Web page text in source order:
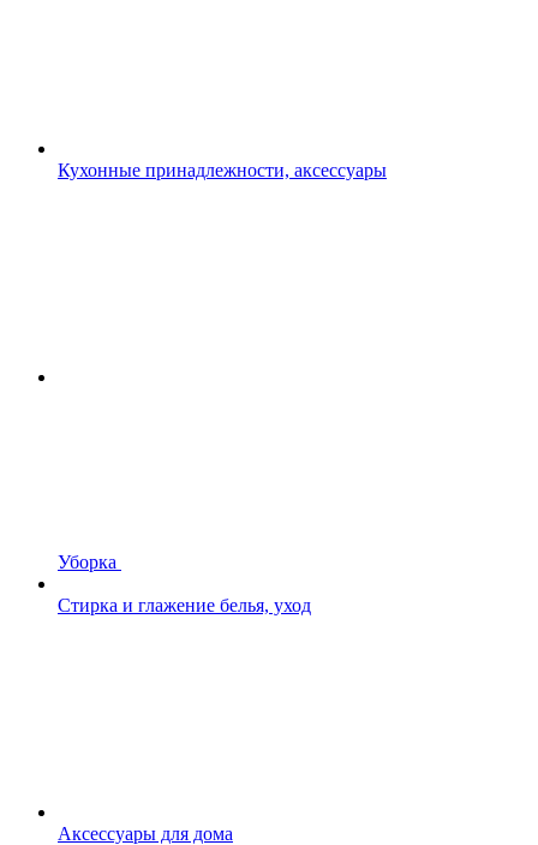
Кухонные принадлежности, аксессуары
Уборка
Стирка и глажение белья, уход
Аксессуары для дома